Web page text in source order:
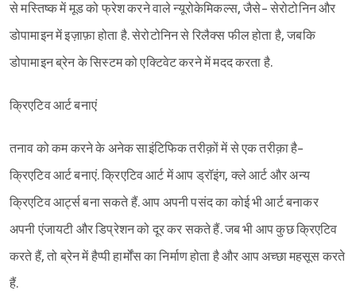
से मस्तिष्क में मूड को फ्रेश करने वाले न्यूरोकेमिकल्स, जैसे- सेरोटोनिन और
डोपामाइन में इज़ाफ़ा होता है. सेरोटोनिन से रिलैक्स फील होता है, जबकि
डोपामाइन ब्रेन के सिस्टम को एक्टिवेट करने में मदद करता है.
क्रिएटिव आर्ट बनाएं
तनाव को कम करने के अनेक साइंटिफिक तरीक़ों में से एक तरीक़ा है-
क्रिएटिव आर्ट बनाएं. क्रिएटिव आर्ट में आप ड्रॉइंग, क्ले आर्ट और अन्य
क्रिएटिव आर्ट्स बना सकते हैं. आप अपनी पसंद का कोई भी आर्ट बनाकर
अपनी एंजायटी और डिप्रेशन को दूर कर सकते हैं. जब भी आप कुछ क्रिएटिव
करते हैं, तो ब्रेन में हैप्पी हार्मोंस का निर्माण होता है और आप अच्छा महसूस करते
हैं.